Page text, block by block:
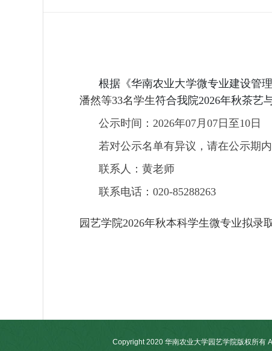
根据《华南农业大学微专业建设管
潘然等33名学生符合我院2026年秋茶艺
公示时间：2026年07月07日至10日
若对公示名单有异议，请在公示期
联系人：黄老师
联系电话：020-85288263
园艺学院2026年秋本科学生微专业拟录
园艺
2026年7
Copyright 2020 华南农业大学园艺学院版权所有